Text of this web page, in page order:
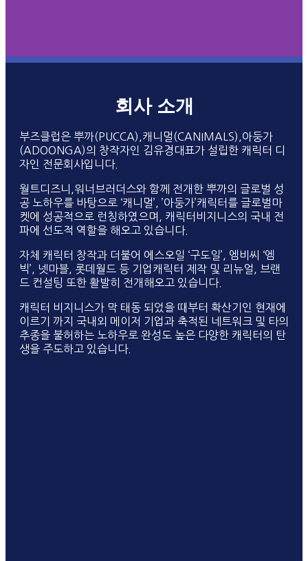
회사 소개
부즈클럽은 뿌까(PUCCA),캐니멀(CANIMALS),아둥가
(ADOONGA)의 창작자인 김유경대표가 설립한 캐릭터 디
자인 전문회사입니다.
월트디즈니,워너브러더스와 함께 전개한 뿌까의 글로벌 성
공 노하우를 바탕으로 ‘캐니멀’, ’아둥가’캐릭터를 글로벌마
켓에 성공적으로 런칭하였으며, 캐릭터비지니스의 국내 전
파에 선도적 역할을 해오고 있습니다.
자체 캐릭터 창작과 더불어 에스오일 ‘구도일’, 엠비씨 ‘엠
빅’, 넷마블, 롯데월드 등 기업캐릭터 제작 및 리뉴얼, 브랜
드 컨설팅 또한 활발히 전개해오고 있습니다.
캐릭터 비지니스가 막 태동 되었을 때부터 확산기인 현재에
이르기 까지 국내외 메이저 기업과 축적된 네트워크 및 타의
추종을 불허하는 노하우로 완성도 높은 다양한 캐릭터의 탄
생을 주도하고 있습니다.